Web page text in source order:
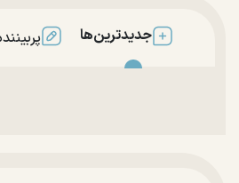
جدیدترین‌ها